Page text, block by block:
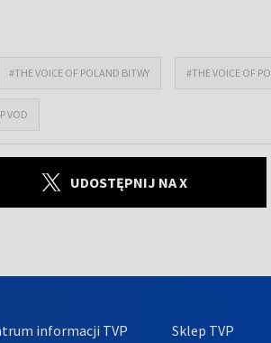
#THE VOICE OF POLAND BITWY #THE VOICE OF
VOD
UDOSTĘPNIJ NA X
informacji TVP
Sklep TVP